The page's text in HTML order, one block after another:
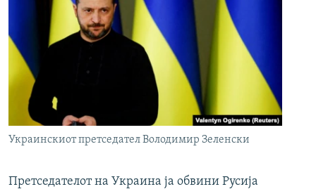
Украинскиот претседател Володимир Зеленски
Претседателот на Украина ја обвини Русија